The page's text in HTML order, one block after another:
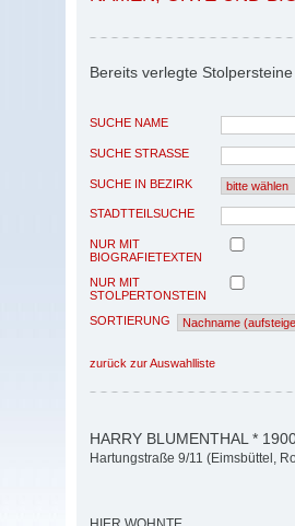
Bereits verlegte Stolpersteine
SUCHE NAME
SUCHE STRASSE
SUCHE IN BEZIRK
STADTTEILSUCHE
NUR MIT
BIOGRAFIETEXTEN
NUR MIT
STOLPERTONSTEIN
SORTIERUNG
zurück zur Auswahlliste
HARRY BLUMENTHAL *
Hartungstraße 9/11 (Eimsbüttel,